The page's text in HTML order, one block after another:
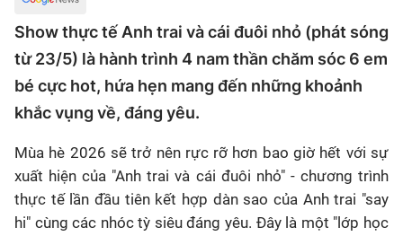
Show thực tế Anh trai và cái đuôi nhỏ (phát sóng
từ 23/5) là hành trình 4 nam thần chăm sóc 6 em
bé cực hot, hứa hẹn mang đến những khoảnh
khắc vụng về, đáng yêu.
Mùa hè 2026 sẽ trở nên rực rỡ hơn bao giờ hết với sự
xuất hiện của "Anh trai và cái đuôi nhỏ" - chương trình
thực tế lần đầu tiên kết hợp dàn sao của Anh trai "say
hi" cùng các nhóc tỳ siêu đáng yêu. Đây là một "lớp học